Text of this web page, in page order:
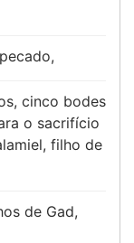
cinco bodes
o sacrifício
filho de
de Gad,